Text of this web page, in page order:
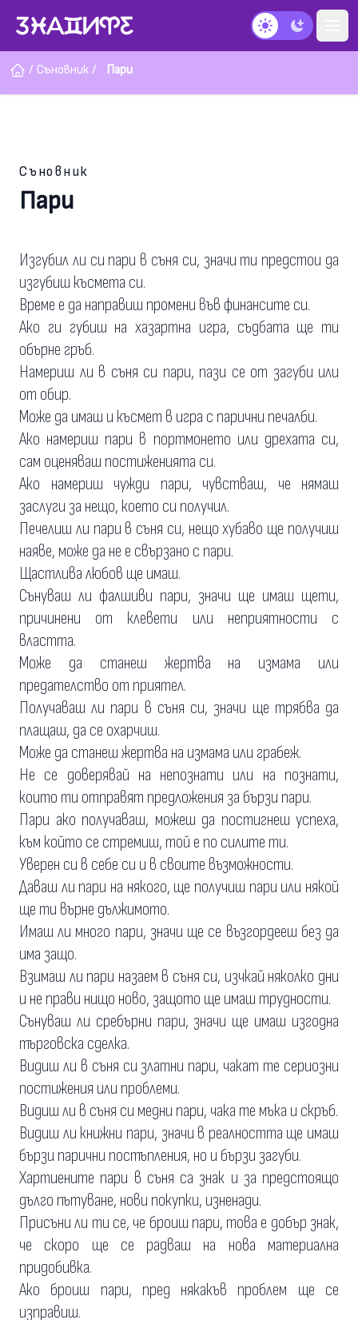
Тъмен режим
/ Съновник / Пари
Съновник
Пари
Изгубил ли си пари в съня си, значи ти предстои да
изгубиш късмета си.
Време е да направиш промени във финансите си.
Ако ги губиш на хазартна игра, съдбата ще ти
обърне гръб.
Намериш ли в съня си пари, пази се от загуби или
от обир.
Може да имаш и късмет в игра с парични печалби.
Ако намериш пари в портмонето или дрехата си,
сам оценяваш постиженията си.
Ако намериш чужди пари, чувстваш, че нямаш
заслуги за нещо, което си получил.
Печелиш ли пари в съня си, нещо хубаво ще получиш
наяве, може да не е свързано с пари.
Щастлива любов ще имаш.
Сънуваш ли фалшиви пари, значи ще имаш щети,
причинени от клевети или неприятности с
властта.
Може да станеш жертва на измама или
предателство от приятел.
Получаваш ли пари в съня си, значи ще трябва да
плащаш, да се охарчиш.
Може да станеш жертва на измама или грабеж.
Не се доверявай на непознати или на познати,
които ти отправят предложения за бързи пари.
Пари ако получаваш, можеш да постигнеш успеха,
към който се стремиш, той е по силите ти.
Уверен си в себе си и в своите възможности.
Даваш ли пари на някого, ще получиш пари или някой
ще ти върне дължимото.
Имаш ли много пари, значи ще се възгордееш без да
има защо.
Взимаш ли пари назаем в съня си, изчкай няколко дни
и не прави нищо ново, защото ще имаш трудности.
Сънуваш ли сребърни пари, значи ще имаш изгодна
търговска сделка.
Видиш ли в съня си златни пари, чакат те сериозни
постижения или проблеми.
Видиш ли в съня си медни пари, чака те мъка и скръб.
Видиш ли книжни пари, значи в реалността ще имаш
бързи парични постъпления, но и бързи загуби.
Хартиените пари в съня са знак и за предстоящо
дълго пътуване, нови покупки, изненади.
Присъни ли ти се, че броиш пари, това е добър знак,
че скоро ще се радваш на нова материална
придобивка.
Ако броиш пари, пред някакъв проблем ще се
изправиш.